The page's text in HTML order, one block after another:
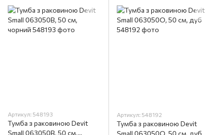
Артикул: 548193
Тумба з раковиною Devit
Small 063050B, 50 см,
Артикул: 548192
Тумба з раковиною Devit
Small 063050O, 50 см, дуб